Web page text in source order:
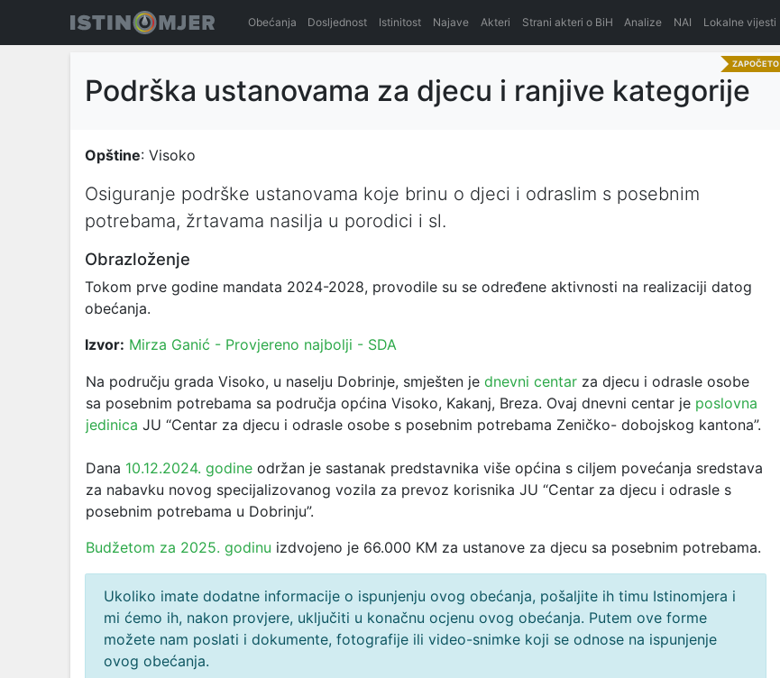
Obećanja Dosljednost Istinitost Najave Akteri Strani akteri o BiH Analize NAI Lokalne vijesti
ZAPOČETO
Podrška ustanovama za djecu i ranjive kategorije
Opštine: Visoko
Osiguranje podrške ustanovama koje brinu o djeci i odraslim s posebnim
potrebama, žrtavama nasilja u porodici i sl.
Obrazloženje
Tokom prve godine mandata 2024-2028, provodile su se određene aktivnosti na realizaciji datog
obećanja.
Izvor: Mirza Ganić - Provjereno najbolji - SDA
Na području grada Visoko, u naselju Dobrinje, smješten je dnevni centar za djecu i odrasle osobe
sa posebnim potrebama sa područja općina Visoko, Kakanj, Breza. Ovaj dnevni centar je poslovna
jedinica JU “Centar za djecu i odrasle osobe s posebnim potrebama Zeničko- dobojskog kantona”.
Dana 10.12.2024. godine održan je sastanak predstavnika više općina s ciljem povećanja sredstava
za nabavku novog specijalizovanog vozila za prevoz korisnika JU “Centar za djecu i odrasle s
posebnim potrebama u Dobrinju”.
Budžetom za 2025. godinu izdvojeno je 66.000 KM za ustanove za djecu sa posebnim potrebama.
Ukoliko imate dodatne informacije o ispunjenju ovog obećanja, pošaljite ih timu Istinomjera i
mi ćemo ih, nakon provjere, uključiti u konačnu ocjenu ovog obećanja. Putem ove forme
možete nam poslati i dokumente, fotografije ili video-snimke koji se odnose na ispunjenje
ovog obećanja.